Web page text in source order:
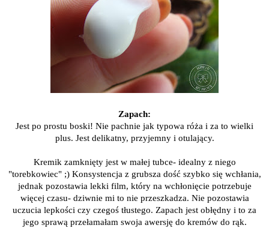
Zapach:
Jest po prostu boski! Nie pachnie jak typowa róża i za to wielki
plus. Jest delikatny, przyjemny i otulający.
Kremik zamknięty jest w małej tubce- idealny z niego
"torebkowiec" ;) Konsystencja z grubsza dość szybko się wchłania,
jednak pozostawia lekki film, który na wchłonięcie potrzebuje
więcej czasu- dziwnie mi to nie przeszkadza. Nie pozostawia
uczucia lepkości czy czegoś tłustego. Zapach jest obłędny i to za
jego sprawą przełamałam swoja awersję do kremów do rąk.